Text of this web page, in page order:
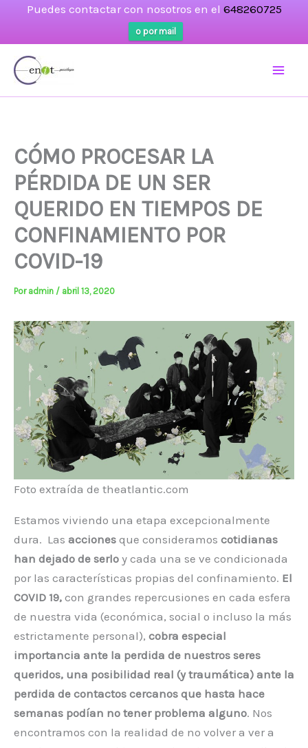
Puedes contactar con nosotros en el 648260725
o por mail
CÓMO PROCESAR LA
PÉRDIDA DE UN SER
QUERIDO EN TIEMPOS DE
CONFINAMIENTO POR
COVID-19
Por admin / abril 13, 2020
Foto extraída de theatlantic.com
Estamos viviendo una etapa excepcionalmente
dura. Las acciones que consideramos cotidianas
han dejado de serlo y cada una se ve condicionada
por las características propias del confinamiento. El
COVID 19, con grandes repercusiones en cada esfera
de nuestra vida (económica, social o incluso la más
estrictamente personal), cobra especial
importancia ante la perdida de nuestros seres
queridos, una posibilidad real (y traumática) ante la
perdida de contactos cercanos que hasta hace
semanas podían no tener problema alguno. Nos
encontramos con la realidad de no volver a ver a